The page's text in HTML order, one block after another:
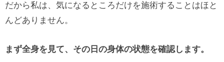
だから私は、気になるところだけを施術することはほと
んどありません。
まず全身を見て、その日の身体の状態を確認します。